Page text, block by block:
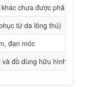
chưa được phân vào
từ da lông thú)
đan móc
đồ dùng hữu hình khác